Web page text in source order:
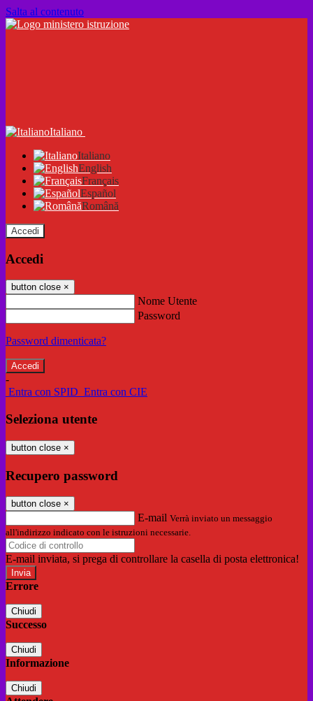
Salta al contenuto
Italiano
Italiano
English
Français
Español
Română
Accedi
Accedi
button close ×
Nome Utente
Password
Password dimenticata?
-
Entra con SPID Entra con CIE
Seleziona utente
button close ×
Recupero password
button close ×
E-mail Verrà inviato un messaggio
all'indirizzo indicato con le istruzioni necessarie.
E-mail inviata, si prega di controllare la casella di posta elettronica!
Errore
Chiudi
Successo
Chiudi
Informazione
Chiudi